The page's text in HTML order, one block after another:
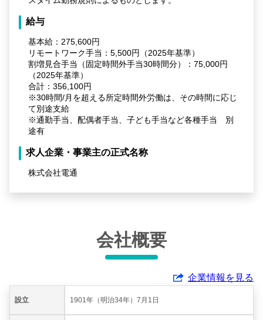
給与
基本給：275,600円
リモートワーク手当：5,500円（2025年基準）
割増見合手当（固定時間外手当30時間分）：75,000円
（2025年基準）
合計：356,100円
※30時間/月を超える所定時間外労働は、その時間に応じ
て別途支給
※通勤手当、配偶者手当、子ども手当など各種手当 別
途有
求人企業・事業主の正式名称
株式会社電通
会社概要
企業情報を見る
設立 1901年（明治34年）7月1日